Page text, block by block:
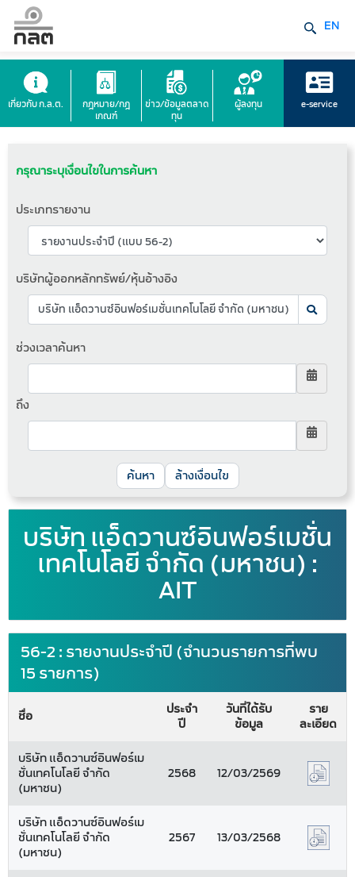
EN
เกี่ยวกับ ก.ล.ต.
กฎหมาย/กฎ
เกณฑ์
ข่าว/ข้อมูลตลาด
ทุน
ผู้ลงทุน e-service
กรุณาระบุเงื่อนไขในการค้นหา
ประเภทรายงาน
บริษัทผู้ออกหลักทรัพย์/หุ้นอ้างอิง
ช่วงเวลาค้นหา
ถึง
ล้างเงื่อนไข
บริษัท แอ็ดวานซ์อินฟอร์เมชั่น
เทคโนโลยี จำกัด (มหาชน) :
AIT
56-2 : รายงานประจำปี (จำนวนรายการที่พบ
15 รายการ)
ชื่อ
ประจำ
ปี
วันที่ได้รับ
ข้อมูล
ราย
ละเอียด
บริษัท แอ็ดวานซ์อินฟอร์เม
ชั่นเทคโนโลยี จำกัด
(มหาชน)
2568 12/03/2569
บริษัท แอ็ดวานซ์อินฟอร์เม
ชั่นเทคโนโลยี จำกัด
(มหาชน)
2567 13/03/2568